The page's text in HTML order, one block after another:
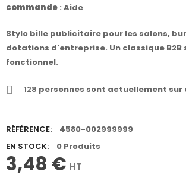
commande : Aide
Stylo bille publicitaire pour les salons,
dotations d'entreprise. Un classique B2B
fonctionnel.
128 personnes sont actuellement
RÉFÉRENCE:
4580-002999999
EN STOCK:
0 Produits
3,48 € HT